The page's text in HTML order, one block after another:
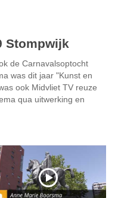
Stompwijk
de Carnavalsoptocht
was dit jaar "Kunst en
ook Midvliet TV reuze
qua uitwerking en